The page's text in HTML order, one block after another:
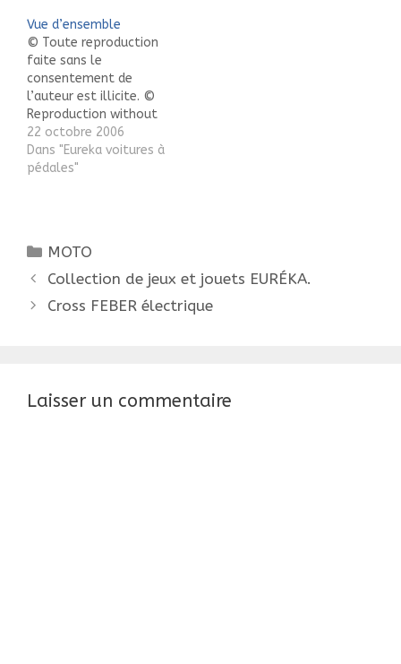
le consentement de
l’auteur est illicite. ©
Reproduction without
the consent of the
author is illegal.
Vue d’ensemble
© Toute reproduction
faite sans le
consentement de
l’auteur est illicite. ©
Reproduction without
the consent of the
author is illegal.
22 octobre 2006
Dans "Eureka voitures à
pédales"
Catégories
MOTO
Navigation
des
Collection de jeux et jouets EURÉKA.
Cross FEBER électrique
Laisser un commentaire